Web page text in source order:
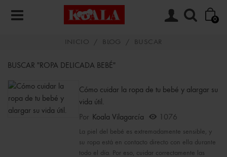
0
INICIO / BLOG / BUSCAR
BUSCAR "ROPA DELICADA BEBÉ"
Cómo cuidar la ropa de tu bebé y alargar su
vida útil.
Por
Koala Vilagarcía 1076
La piel del bebé es extremadamente sensible, y
su ropa está en contacto directo con ella durante
todo el día. Por eso, cuidar correctamente las